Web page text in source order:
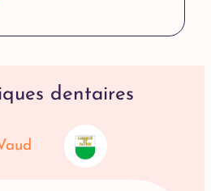
dentaires